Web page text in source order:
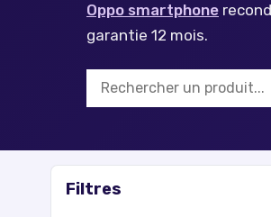
Oppo smartphone
garantie 12 mois.
Filtres